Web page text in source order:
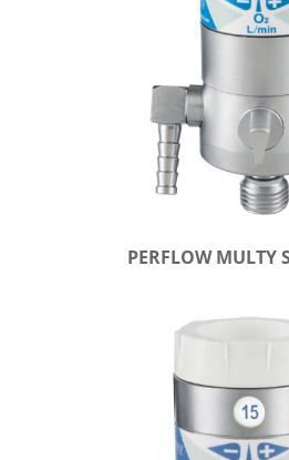
PERFLOW MULTY